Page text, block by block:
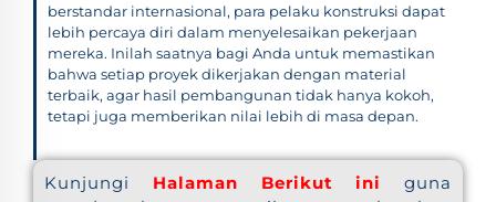
berstandar internasional, para pelaku konstruksi dapat
lebih percaya diri dalam menyelesaikan pekerjaan
mereka. Inilah saatnya bagi Anda untuk memastikan
bahwa setiap proyek dikerjakan dengan material
terbaik, agar hasil pembangunan tidak hanya kokoh,
tetapi juga memberikan nilai lebih di masa depan.
Kunjungi Halaman Berikut ini
guna